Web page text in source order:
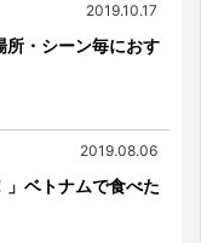
2019.10.17
所・シーン毎におす
2019.08.06
」ベトナムで食べた